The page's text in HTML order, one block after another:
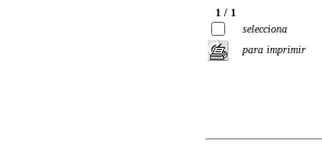
1 / 1
selecciona
para imprimir